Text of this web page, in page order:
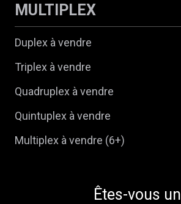
MULTIPLEX
Duplex à vendre
Triplex à vendre
Quadruplex à vendre
Quintuplex à vendre
Multiplex à vendre (6+)
Êtes-vous un